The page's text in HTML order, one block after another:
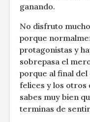
ganando.
No disfruto
porque
protagonistas y
sobrepasa el
porque al final
felices y los otros
sabes muy bien
terminas de